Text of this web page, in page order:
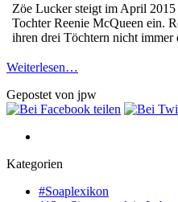
Zöe Lucker steigt im April 2015
Tochter Reenie McQueen ein.
ihren drei Töchtern nicht immer
Weiterlesen…
Gepostet von jpw
Kategorien
#Soaplexikon